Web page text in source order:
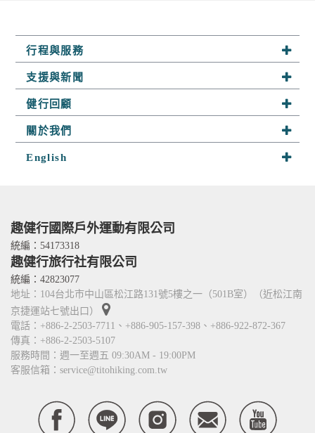
行程與服務
系列行程
半自助行
山野小舖
山野學堂
支援與新聞
最新活動
山野快訊
健行回顧
趣健行足跡
探險相簿
關於我們
關於趣健行
人才招募
TITO card 優惠卡
合作關係
English
Contact Us
趣健行國際戶外運動有限公司
統編：54173318
趣健行旅行社有限公司
統編：42823077
地址：104台北市中山區松江路131號5樓之一（501B室）（近松江南
京捷運站七號出口）
電話：+886-2-2503-7711、+886-905-157-398、+886-922-872-367
傳真：+886-2-2503-5107
服務時間：週一至週五 09:30AM - 19:00PM
客服信箱：service@titohiking.com.tw